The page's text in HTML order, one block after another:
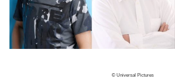
© Universal Pictures